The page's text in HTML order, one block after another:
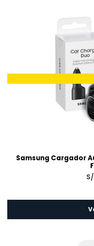
Samsung Cargador